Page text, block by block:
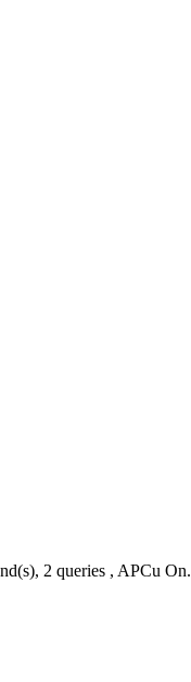
2 queries , APCu On.